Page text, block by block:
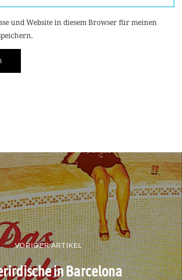
und Website in diesem Browser für meinen
VORIGER ARTIKEL
in Barcelona